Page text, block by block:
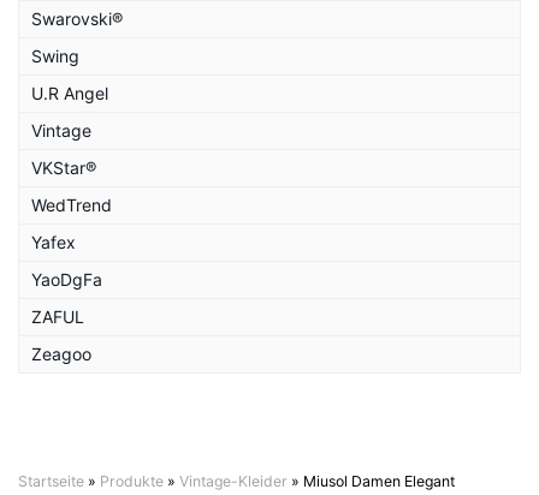
Swarovski®
Swing
U.R Angel
Vintage
VKStar®
WedTrend
Yafex
YaoDgFa
ZAFUL
Zeagoo
Startseite » Produkte » Vintage-Kleider » Miusol Damen Elegant